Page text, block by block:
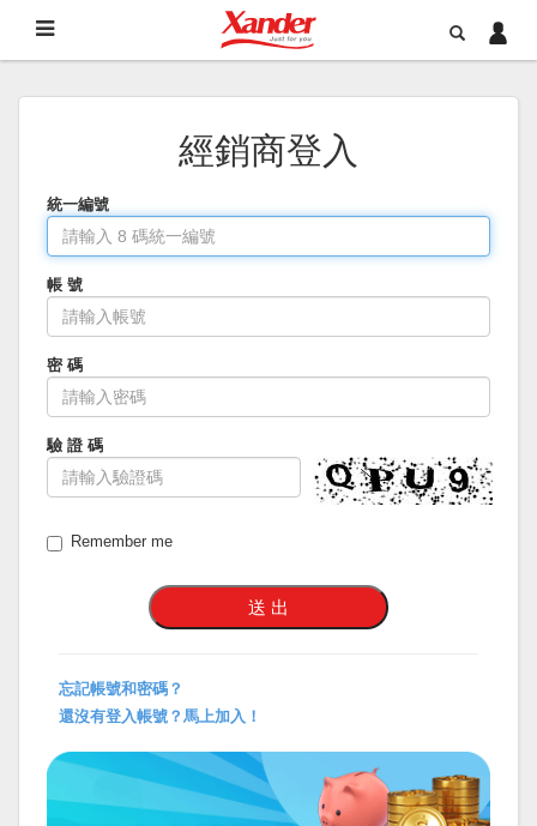
經銷商登入
統一編號
帳 號
密 碼
驗 證 碼
Remember me
忘記帳號和密碼？
還沒有登入帳號？馬上加入！